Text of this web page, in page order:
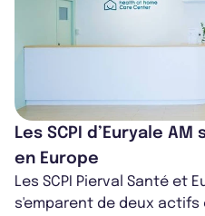
Les SCPI d’Euryale
en Europe
Les SCPI Pierval Santé et
s'emparent de deux actifs